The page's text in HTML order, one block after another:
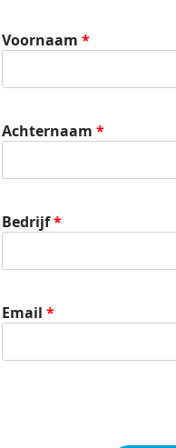
Voornaam
Achternaam
Bedrijf
Email